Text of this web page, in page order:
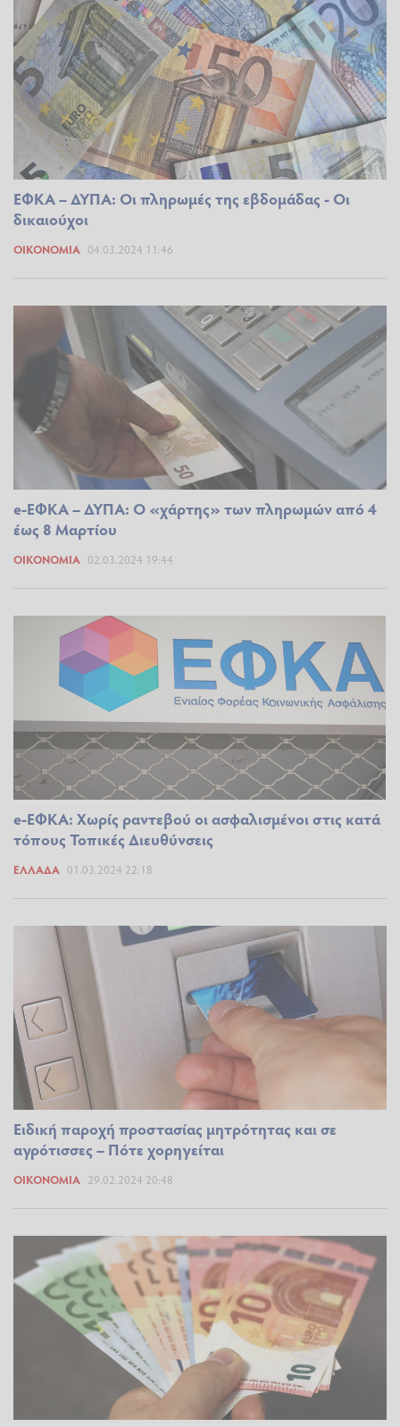
ΕΦΚΑ – ΔΥΠΑ: Οι πληρωμές της εβδομάδας - Οι
δικαιούχοι
ΟΙΚΟΝΟΜΊΑ 04.03.2024 11:46
e-ΕΦΚΑ – ΔΥΠΑ: Ο «χάρτης» των πληρωμών από 4
έως 8 Μαρτίου
ΟΙΚΟΝΟΜΊΑ 02.03.2024 19:44
e-ΕΦΚΑ: Χωρίς ραντεβού οι ασφαλισμένοι στις κατά
τόπους Τοπικές Διευθύνσεις
ΕΛΛΆΔΑ 01.03.2024 22:18
Ειδική παροχή προστασίας μητρότητας και σε
αγρότισσες – Πότε χορηγείται
ΟΙΚΟΝΟΜΊΑ 29.02.2024 20:48